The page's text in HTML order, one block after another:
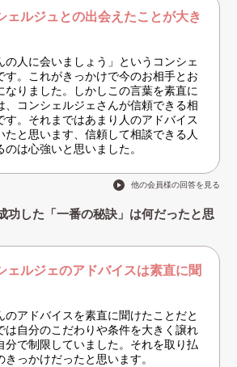
ェルジュとの出会えたことが大き
の人に会いましょう」というコンシェ
す。これがきっかけで今のお相手とお
なりました。しかしこの言葉を素直に
、コンシェルジェさんが信頼できる相
す。それまではあまり人のアドバイス
たと思います、信頼して相談できる人
は心強いと思いました。
他の会員様の回答を見る
功した「一番の秘訣」は何だったと思
ェルジェのアドバイスは素直に聞
のアドバイスを素直に聞けたことだと
は自分のこだわりや条件を大きく譲れ
分で制限していました。それを取り払
っかけだったと思います。